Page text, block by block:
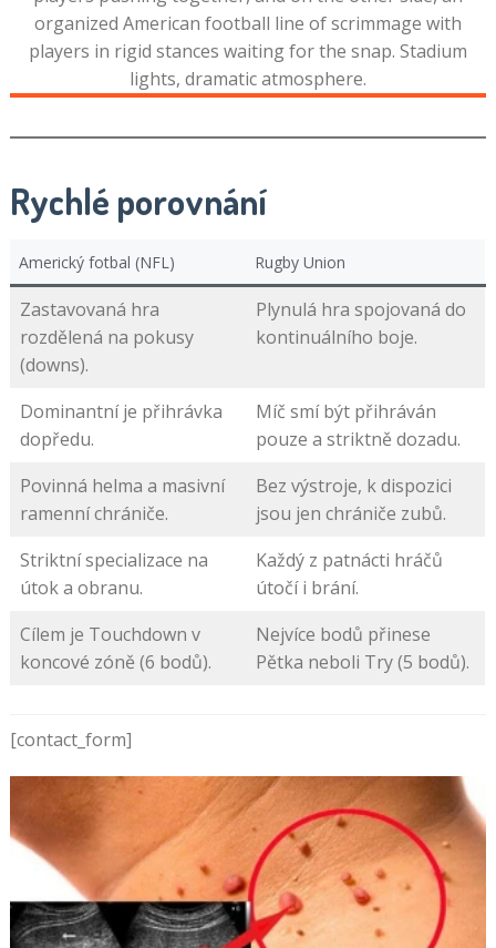
Rychlé porovnání
Americký fotbal (NFL) Rugby Union
Zastavovaná hra
rozdělená na pokusy
(downs).
Plynulá hra spojovaná do
kontinuálního boje.
Dominantní je přihrávka
dopředu.
Míč smí být přihráván
pouze a striktně dozadu.
Povinná helma a masivní
ramenní chrániče.
Bez výstroje, k dispozici
jsou jen chrániče zubů.
Striktní specializace na
útok a obranu.
Každý z patnácti hráčů
útočí i brání.
Cílem je Touchdown v
koncové zóně (6 bodů).
Nejvíce bodů přinese
Pětka neboli Try (5 bodů).
[contact_form]